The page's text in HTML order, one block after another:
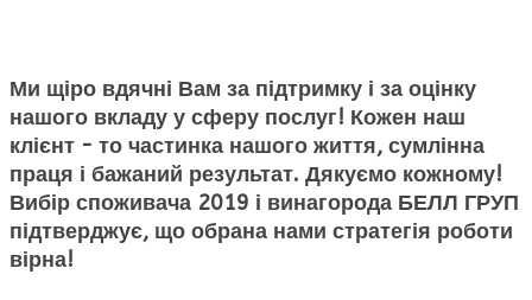
Ми щіро вдячні Вам за підтримку і за оцінку
нашого вкладу у сферу послуг! Кожен наш
клієнт - то частинка нашого життя, сумлінна
праця і бажаний результат. Дякуємо кожному!
Вибір споживача 2019 і винагорода БЕЛЛ ГРУП
підтверджує, що обрана нами стратегія роботи
вірна!